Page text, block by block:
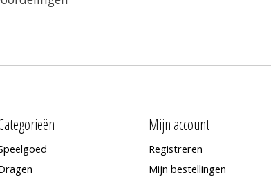
Mijn account
Registreren
Mijn bestellingen